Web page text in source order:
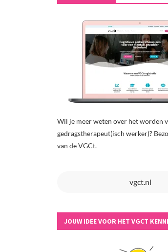
Wil je meer weten over het worden
gedragstherapeut(isch werker)?
van de VGCt.
vgct.nl
JOUW IDEE VOOR HET VGCT